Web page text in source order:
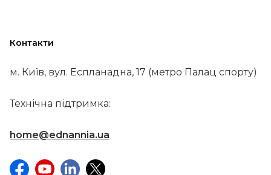
Контакти
м. Київ, вул. Еспланадна, 17 (метро Палац спорту)
Технічна підтримка:
home@ednannia.ua